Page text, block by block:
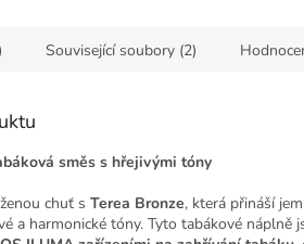
Související soubory (2)
směs s hřejivými tóny
chuť s Terea Bronze, která přináší
a harmonické tóny. Tyto tabákové náplně